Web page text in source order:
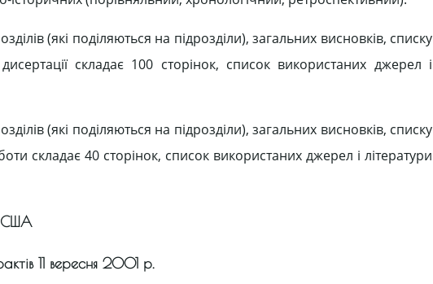
(які поділяються на підрозділи), загальних висновків, списку
складає 100 сторінок, список використаних джерел і
(які поділяються на підрозділи), загальних висновків, списку
складає 40 сторінок, список використаних джерел і літератури
США
11 вересня 2001 р.